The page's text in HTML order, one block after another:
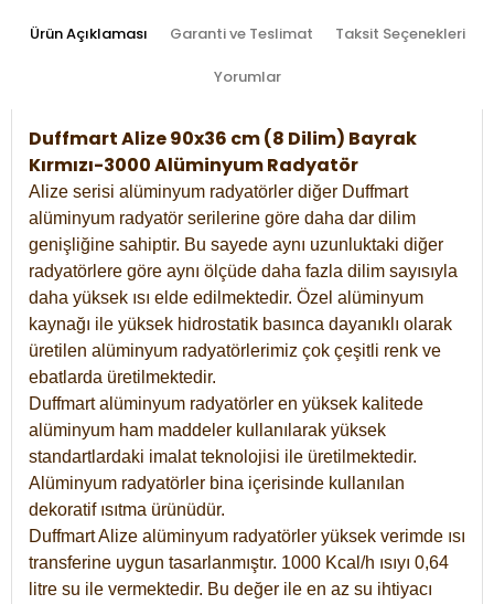
Ürün Açıklaması Garanti ve Teslimat Taksit Seçenekleri
Yorumlar
Duffmart Alize 90x36 cm (8 Dilim) Bayrak
Kırmızı-3000 Alüminyum Radyatör
Alize serisi alüminyum radyatörler diğer Duffmart
alüminyum radyatör serilerine göre daha dar dilim
genişliğine sahiptir. Bu sayede aynı uzunluktaki diğer
radyatörlere göre aynı ölçüde daha fazla dilim sayısıyla
daha yüksek ısı elde edilmektedir. Özel alüminyum
kaynağı ile yüksek hidrostatik basınca dayanıklı olarak
üretilen alüminyum radyatörlerimiz çok çeşitli renk ve
ebatlarda üretilmektedir.
Duffmart alüminyum radyatörler en yüksek kalitede
alüminyum ham maddeler kullanılarak yüksek
standartlardaki imalat teknolojisi ile üretilmektedir.
Alüminyum radyatörler bina içerisinde kullanılan
dekoratif ısıtma ürünüdür.
Duffmart Alize alüminyum radyatörler yüksek verimde ısı
transferine uygun tasarlanmıştır. 1000 Kcal/h ısıyı 0,64
litre su ile vermektedir. Bu değer ile en az su ihtiyacı